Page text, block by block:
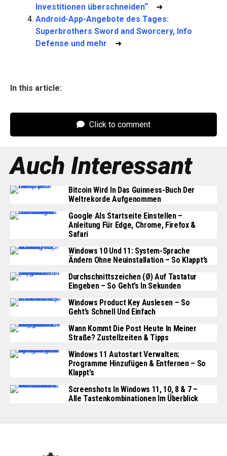
Investitionen überschneiden“ ➜
Android-App-Angebote des Tages:
Superbrothers Sword and Sworcery, Info
Defense und mehr ➜
In this article:
Click to comment
Auch Interessant
Bitcoin Wird In Das Guinness-Buch Der
Weltrekorde Aufgenommen
Google Als Startseite Einstellen –
Anleitung Für Edge, Chrome, Firefox &
Safari
Windows 10 Und 11: System-Sprache
Ändern Ohne Neuinstallation – So Klappt’s
Durchschnittszeichen (Ø) Auf Tastatur
Eingeben – So Geht’s In Sekunden
Windows Product Key Auslesen – So
Geht’s Schnell Und Einfach
Wann Kommt Die Post Heute In Meiner
Straße? Zustellzeiten & Tipps
Windows 11 Autostart Verwalten:
Programme Hinzufügen & Entfernen – So
Klappt’s
Screenshots In Windows 11, 10, 8 & 7 –
Alle Tastenkombinationen Im Überblick